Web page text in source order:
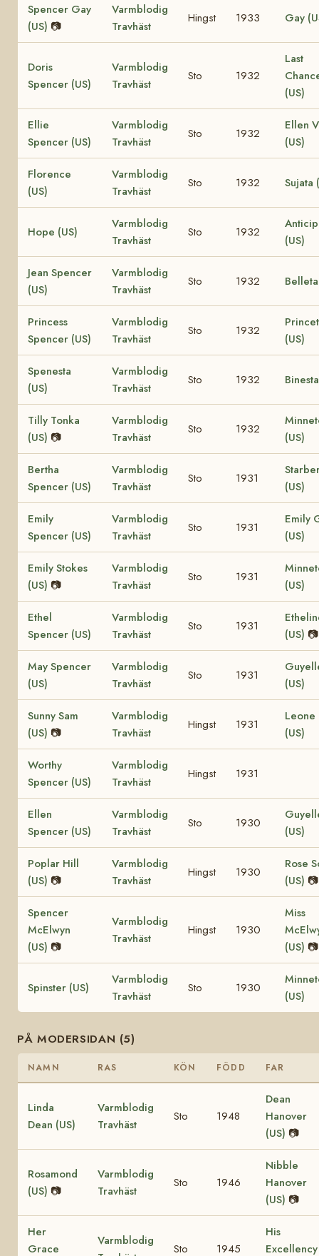
Spencer Gay
(US) 📷
Varmblodig
Travhäst
Hingst 1933 Gay
Doris
Spencer (US)
Varmblodig
Travhäst
Sto 1932
Last
(US)
Ellie
Spencer (US)
Varmblodig
Travhäst
Sto 1932
Ellen
(US)
Florence
(US)
Varmblodig
Travhäst
Sto 1932 Sujata
Hope (US)
Varmblodig
Travhäst
Sto 1932
(US)
Jean Spencer
(US)
Varmblodig
Travhäst
Sto 1932
Princess
Spencer (US)
Varmblodig
Travhäst
Sto 1932
(US)
Spenesta
(US)
Varmblodig
Travhäst
Sto 1932
Tilly Tonka
(US) 📷
Varmblodig
Travhäst
Sto 1932
(US)
Bertha
Spencer (US)
Varmblodig
Travhäst
Sto 1931
(US)
Emily
Spencer (US)
Varmblodig
Travhäst
Sto 1931
Emily
(US)
Emily Stokes
(US) 📷
Varmblodig
Travhäst
Sto 1931
(US)
Ethel
Spencer (US)
Varmblodig
Travhäst
Sto 1931
(US) 📷
May Spencer
(US)
Varmblodig
Travhäst
Sto 1931
(US)
Sunny Sam
(US) 📷
Varmblodig
Travhäst
Hingst 1931
Leone
(US)
Worthy
Spencer (US)
Varmblodig
Travhäst
Hingst 1931
Ellen
Spencer (US)
Varmblodig
Travhäst
Sto 1930
(US)
Poplar Hill
(US) 📷
Varmblodig
Travhäst
Hingst 1930
Rose
(US) 📷
Spencer
McElwyn
(US) 📷
Varmblodig
Travhäst
Hingst 1930
Miss
(US) 📷
Spinster (US)
Varmblodig
Travhäst
Sto 1930
(US)
PÅ MODERSIDAN (5)
NAMN RAS KÖN FÖDD FAR
Linda
Dean (US)
Varmblodig
Travhäst
Sto 1948
Dean
Hanover
(US) 📷
Rosamond
(US) 📷
Varmblodig
Travhäst
Sto 1946
Nibble
Hanover
(US) 📷
Her
Grace
Varmblodig
Sto 1945
His
Excellency